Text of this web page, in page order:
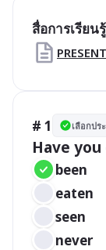
สื่อการเรียนรู้
# 1 เลือกปร
Have you
been
eaten
seen
never